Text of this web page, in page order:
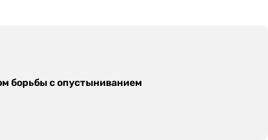
борьбы с опустыниванием